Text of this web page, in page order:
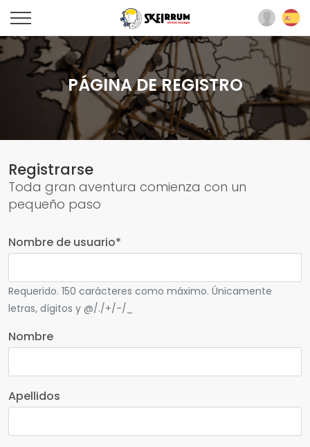
PÁGINA DE REGISTRO
Registrarse
Toda gran aventura comienza con un
pequeño paso
Nombre de usuario*
Requerido. 150 carácteres como máximo. Únicamente
letras, dígitos y @/./+/-/_
Nombre
Apellidos